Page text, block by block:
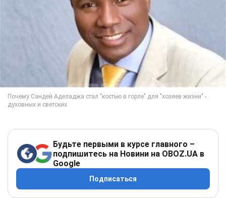
Будьте первыми в курсе главного –
подпишитесь на Новини на OBOZ.UA в
Google
Подписаться